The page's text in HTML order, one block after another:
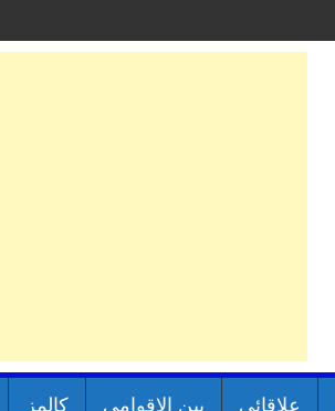
علاقائی بین الاقوامی کالمز